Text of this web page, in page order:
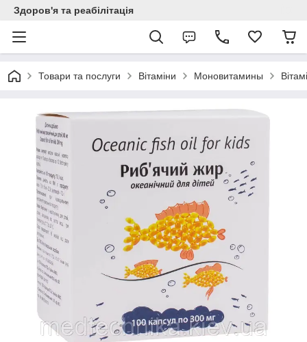
Здоров'я та реабілітація
Товари та послуги Вітаміни Моновитамины